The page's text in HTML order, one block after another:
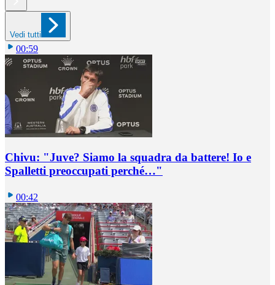
Vedi tutti
00:59
Chivu: "Juve? Siamo la squadra da battere! Io e
Spalletti preoccupati perché…"
00:42